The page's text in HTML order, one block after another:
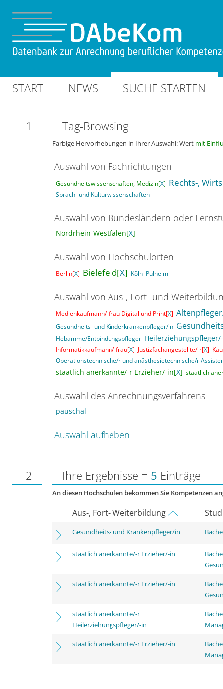
START NEWS SUCHE STARTEN
1 Tag-Browsing
Farbige Hervorhebungen in Ihrer Auswahl: Wert mit
Auswahl von Fachrichtungen
Gesundheitswissenschaften, Medizin[X] Rechts-,
Sprach- und Kulturwissenschaften
Auswahl von Bundesländern oder
Nordrhein-Westfalen[X]
Auswahl von Hochschulorten
Berlin[X] Bielefeld[X] Köln Pulheim
Auswahl von Aus-, Fort- und
Medienkaufmann/-frau Digital und Print[X]
Gesundheits- und Kinderkrankenpfleger/in
Hebamme/Entbindungspfleger
Informatikkaufmann/-frau[X] Justizfachangestellte/-r[X]
Operationstechnische/r und anästhesietechnische/r
staatlich anerkannte/-r Erzieher/-in[X] staatlich
Auswahl des Anrechnungsverfahrens
pauschal
Auswahl aufheben
2 Ihre Ergebnisse = 5 Einträge
An diesen Hochschulen bekommen Sie Kompetenzen
Aus-, Fort- Weiterbildung
Gesundheits- und Krankenpfleger/in
staatlich anerkannte/-r Erzieher/-in
staatlich anerkannte/-r Erzieher/-in
staatlich anerkannte/-r
Heilerziehungspfleger/-in
staatlich anerkannte/-r Erzieher/-in